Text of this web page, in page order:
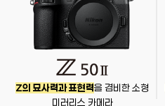
Z의 묘사력과 표현력을 겸비한소형
미러리스 카메라